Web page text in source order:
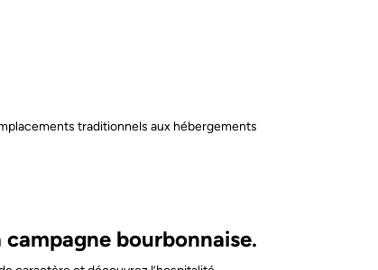
traditionnels aux hébergements
bourbonnaise.